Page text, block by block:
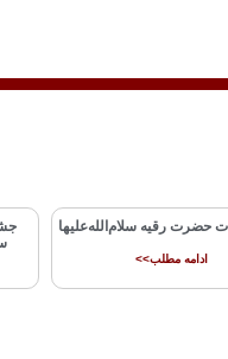
حضرت رقیه سلام‌الله‌علیها
ادامه مطلب>>